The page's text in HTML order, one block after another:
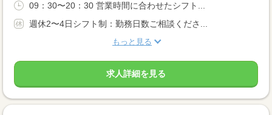
09：30〜20：30 営業時間に合わせたシフト...
週休2〜4日シフト制：勤務日数ご相談くださ...
もっと見る
求人詳細を見る